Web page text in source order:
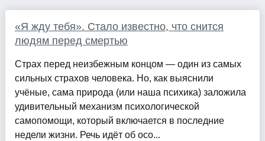
«Я жду тебя». Стало известно, что снится
людям перед смертью
Страх перед неизбежным концом — один из самых
сильных страхов человека. Но, как выяснили
учёные, сама природа (или наша психика) заложила
удивительный механизм психологической
самопомощи, который включается в последние
недели жизни. Речь идёт об осо...